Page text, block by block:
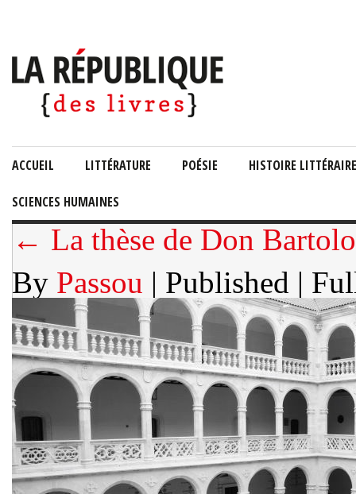
ACCUEIL LITTÉRATURE POÉSIE HISTOIRE LITTÉRAIRE
SCIENCES HUMAINES
← La thèse de Don
By Passou | Published |